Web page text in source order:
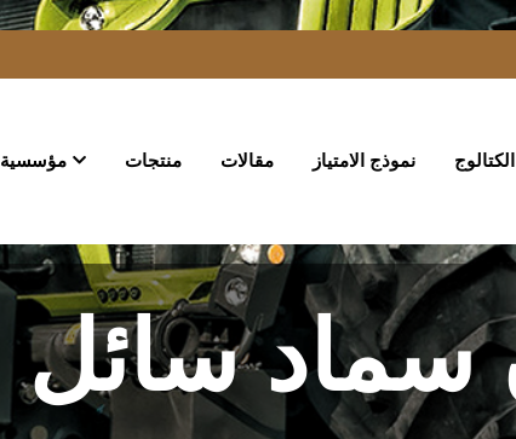
مؤسسية منتجات مقالات نموذج الامتياز الكتالوج
سائل 20 طن